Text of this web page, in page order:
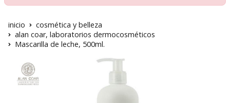
inicio
cosmética y belleza
alan coar, laboratorios dermocosméticos
Mascarilla de leche, 500ml.